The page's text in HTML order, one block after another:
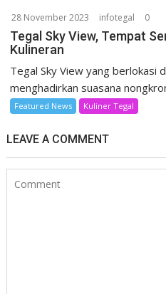
28 November 2023 infotegal 0
Tegal Sky View, Tempat
Kulineran
Tegal Sky View yang berlokasi
menghadirkan suasana
Featured News Kuliner Tegal
LEAVE A COMMENT